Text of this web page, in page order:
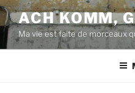
Zum
Inhalt
springen
ACH KOMM,
Ma vie est faite de morceaux